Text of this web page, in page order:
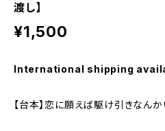
渡し】
¥1,500
International shipping
【台本】恋に願えば駆け引きなんか